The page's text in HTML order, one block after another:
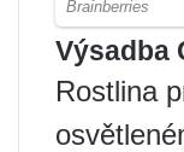
Výsadba
Rostlina